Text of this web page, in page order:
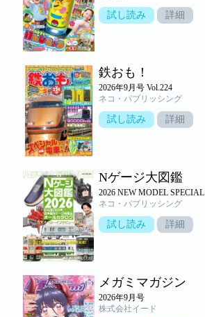
試し読み 詳細
鉄おも！
2026年9月号 Vol.224
ネコ・パブリッシング
試し読み 詳細
Nゲージ大図鑑
2026 NEW MODEL SPECIAL
ネコ・パブリッシング
試し読み 詳細
メガミマガジン
2026年9月号
株式会社イード